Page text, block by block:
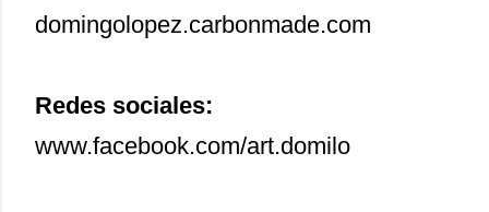
domingolopez.carbonmade.com
Redes sociales:
www.facebook.com/art.domilo